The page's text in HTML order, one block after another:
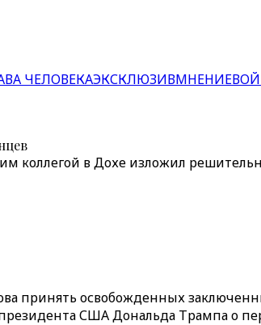
ЧЕЛОВЕКАЭКСКЛЮЗИВМНЕНИЕ
коллегой в Дохе изложил
принять освобожденных
США Дональда Трампа о